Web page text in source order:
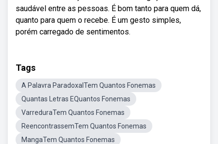
saudável entre as pessoas. É bom tanto para quem dá,
quanto para quem o recebe. É um gesto simples,
porém carregado de sentimentos.
Tags
A Palavra ParadoxalTem Quantos Fonemas
Quantas Letras EQuantos Fonemas
VarreduraTem Quantos Fonemas
ReencontrassemTem Quantos Fonemas
MangaTem Quantos Fonemas